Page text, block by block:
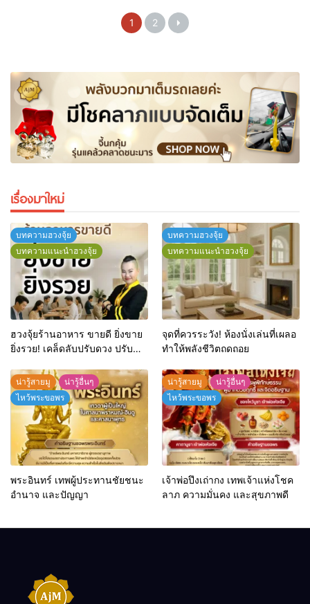
1 2
เรื่องมาใหม่
บทความฮวงจุ้ย
บทความแนะนำฮวงจุ้ย
ฮวงจุ้ยร้านอาหาร ขายดี ยิ่งขาย
ยิ่งรวย! เคล็ดลับปรับดวง ปรับ
บทความฮวงจุ้ย
บทความแนะนำฮวงจุ้ย
จุดที่ควรระวัง! ห้องนั่งเล่นที่เผลอ
ทำให้พลังชีวิตถดถอย
น่ารู้สายมู
น่ารู้อื่นๆ
ไหว้พระขอพร
พระอินทร์ เทพผู้ประทานชัยชนะ
อำนาจ และปัญญา
น่ารู้สายมู
น่ารู้อื่นๆ
ไหว้พระขอพร
เจ้าพ่อปึงเถ่ากง เทพเจ้าแห่งโชค
ลาภ ความมั่นคง และสุขภาพดี